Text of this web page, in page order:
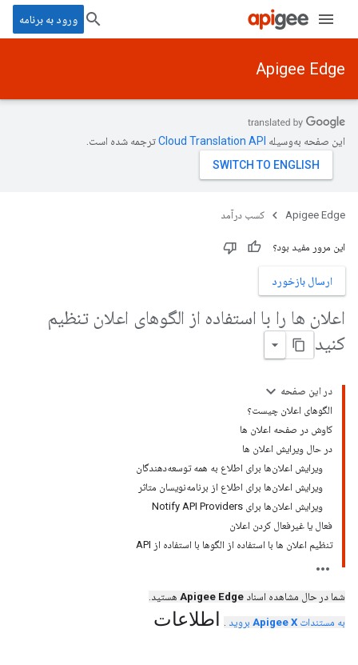
ورود به برنامه
Apigee Edge
این صفحه به‌وسیله ترجمه شده است.
Apigee Edge کسب درآمد
این مرور مفید بود؟
ارسال بازخورد
اعلان ها را با استفاده از الگوهای اعلان تنظیم
کنید
در این صفحه
الگوهای اعلان چیست؟
کاوش در صفحه اعلان ها
در حال ویرایش اعلان ها
ویرایش اعلان‌ها برای اطلاع به همه توسعه‌دهندگان
ویرایش اعلان‌ها برای اطلاع از برنامه‌نویسان متاثر
ویرایش اعلان‌ها برای Notify API Providers
فعال یا غیرفعال کردن اعلان
تنظیم اعلان ها با استفاده از الگوها با استفاده از API
شما در حال مشاهده اسناد Apigee Edge هستید.
به مستندات Apigee X بروید . اطلاعات